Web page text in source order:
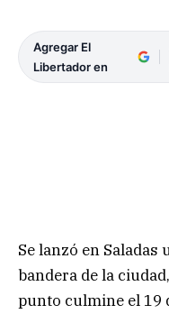
Agregar El
Libertador en
Se lanzó en
bandera de la
punto culmine el 19